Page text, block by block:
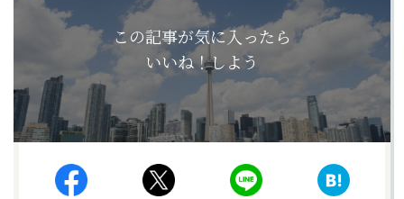
この記事が気に入ったら
いいね！しよう